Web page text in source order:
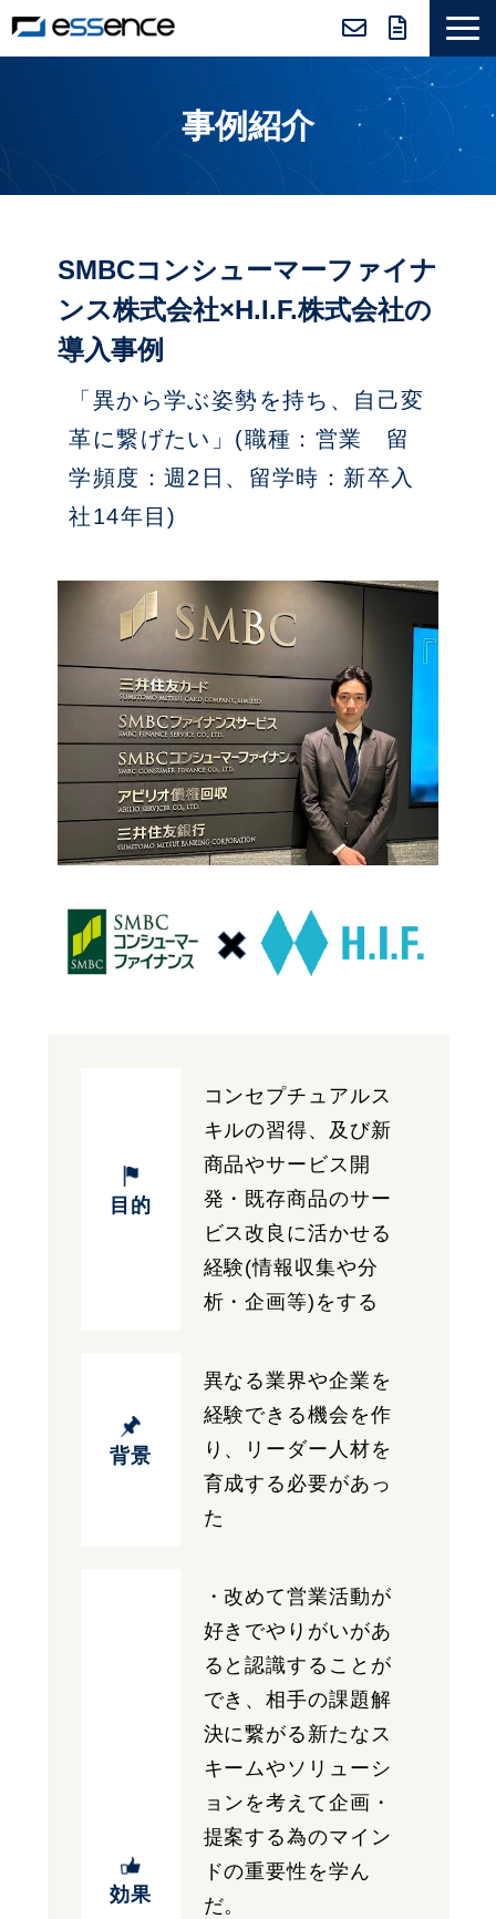
ニュース＆トピックス
会社紹介
セミナー＆コラム
事例紹介
SMBCコンシューマーファイナ
ンス株式会社×H.I.F.株式会社の
導入事例
「異から学ぶ姿勢を持ち、自己変
革に繋げたい」(職種：営業 留
学頻度：週2日、留学時：新卒入
社14年目)
目的
コンセプチュアルス
キルの習得、及び新
商品やサービス開
発・既存商品のサー
ビス改良に活かせる
経験(情報収集や分
析・企画等)をする
背景
異なる業界や企業を
経験できる機会を作
り、リーダー人材を
育成する必要があっ
た
効果
・改めて営業活動が
好きでやりがいがあ
ると認識することが
でき、相手の課題解
決に繋がる新たなス
キームやソリューシ
ョンを考えて企画・
提案する為のマイン
ドの重要性を学ん
だ。